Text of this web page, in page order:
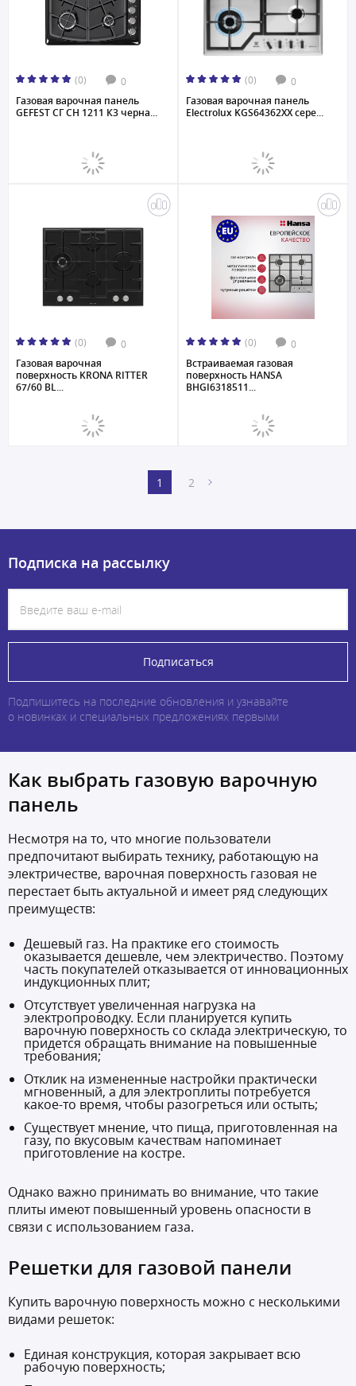
(0) 0
Газовая варочная панель
GEFEST СГ СН 1211 К3 черна...
(0) 0
Газовая варочная панель
Electrolux KGS64362XX сере...
(0) 0
Газовая варочная
поверхность KRONA RITTER
67/60 BL...
(0) 0
Встраиваемая газовая
поверхность HANSA
BHGI6318511...
1 2
Подписка на рассылку
Подписаться
Подпишитесь на последние обновления и узнавайте
о новинках и специальных предложениях первыми
Как выбрать газовую варочную
панель
Несмотря на то, что многие пользователи
предпочитают выбирать технику, работающую на
электричестве, варочная поверхность газовая не
перестает быть актуальной и имеет ряд следующих
преимуществ:
Дешевый газ. На практике его стоимость
оказывается дешевле, чем электричество. Поэтому
часть покупателей отказывается от инновационных
индукционных плит;
Отсутствует увеличенная нагрузка на
электропроводку. Если планируется купить
варочную поверхность со склада электрическую, то
придется обращать внимание на повышенные
требования;
Отклик на измененные настройки практически
мгновенный, а для электроплиты потребуется
какое-то время, чтобы разогреться или остыть;
Существует мнение, что пища, приготовленная на
газу, по вкусовым качествам напоминает
приготовление на костре.
Однако важно принимать во внимание, что такие
плиты имеют повышенный уровень опасности в
связи с использованием газа.
Решетки для газовой панели
Купить варочную поверхность можно с несколькими
видами решеток:
Единая конструкция, которая закрывает всю
рабочую поверхность;